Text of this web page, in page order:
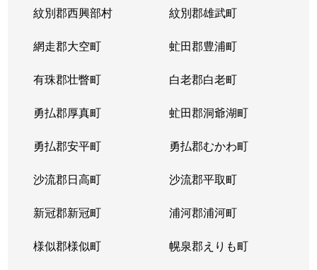
紋別郡西興部村 紋別郡雄武町
網走郡大空町 虻田郡豊浦町
有珠郡壮瞥町 白老郡白老町
勇払郡厚真町 虻田郡洞爺湖町
勇払郡安平町 勇払郡むかわ町
沙流郡日高町 沙流郡平取町
新冠郡新冠町 浦河郡浦河町
様似郡様似町 幌泉郡えりも町